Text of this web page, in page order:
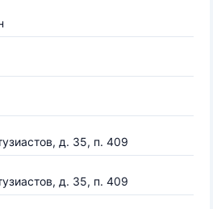
д. 35, п. 409
д. 35, п. 409